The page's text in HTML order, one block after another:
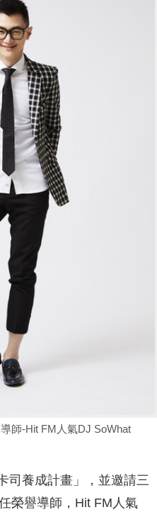
師-Hit FM人氣DJ SoWhat
司養成計畫」，並邀請三
榮譽導師，Hit FM人氣